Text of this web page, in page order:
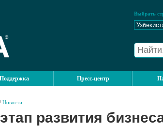
Выбрать
Поддержка Пресс-центр
/ Новости
развития